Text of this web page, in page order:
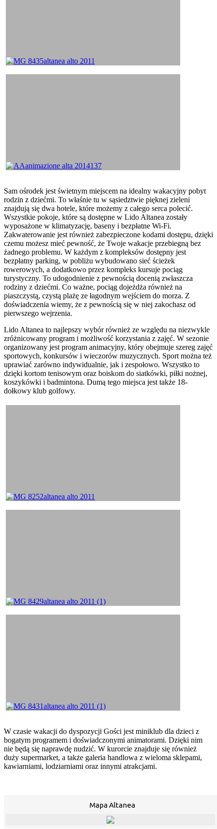
Sam ośrodek jest świetnym miejscem na idealny wakacyjny pobyt
rodzin z dziećmi. To właśnie tu w sąsiedztwie pięknej zieleni
znajdują się dwa hotele, które możemy z całego serca polecić.
Wszystkie pokoje, które są dostępne w Lido Altanea zostały
wyposażone w klimatyzację, baseny i bezpłatne Wi-Fi.
Zakwaterowanie jest również zabezpieczone kodami dostępu, dzięki
czemu możesz mieć pewność, że Twoje wakacje przebiegną bez
żadnego problemu. W każdym z kompleksów dostępny jest
bezpłatny parking, w pobliżu wybudowano sieć ścieżek
rowerowych, a dodatkowo przez kompleks kursuje pociąg
turystyczny. To udogodnienie z pewnością docenią zwłaszcza
rodziny z dziećmi. Co ważne, pociąg dojeżdża również na
piaszczystą, czystą plażę ze łagodnym wejściem do morza. Z
doświadczenia wiemy, że z pewnością się w niej zakochasz od
pierwszego wejrzenia.
Lido Altanea to najlepszy wybór również ze względu na niezwykle
zróżnicowany program i możliwość korzystania z zajęć. W sezonie
organizowany jest program animacyjny, który obejmuje szereg zajęć
sportowych, konkursów i wieczorów muzycznych. Sport można też
uprawiać zarówno indywidualnie, jak i zespołowo. Wszystko to
dzięki kortom tenisowym oraz boiskom do siatkówki, piłki nożnej,
koszykówki i badmintona. Dumą tego miejsca jest także 18-
dołkowy klub golfowy.
W czasie wakacji do dyspozycji Gości jest miniklub dla dzieci z
bogatym programem i doświadczonymi animatorami. Dzięki nim
nie będą się naprawdę nudzić. W kurorcie znajduje się również
duży supermarket, a także galeria handlowa z wieloma sklepami,
kawiarniami, lodziarniami oraz innymi atrakcjami.
Mapa Altanea